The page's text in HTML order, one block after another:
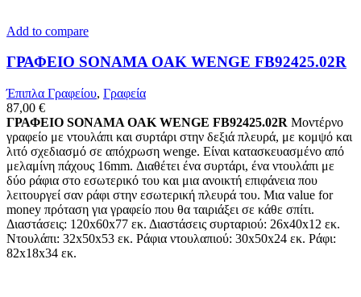
Add to compare
ΓΡΑΦΕΙΟ SONAMA OAK WENGE FB92425.02R
Έπιπλα Γραφείου, Γραφεία
87,00 €
ΓΡΑΦΕΙΟ SONAMA OAK WENGE FB92425.02R Μοντέρνο
γραφείο με ντουλάπι και συρτάρι στην δεξιά πλευρά, με κομψό και
λιτό σχεδιασμό σε απόχρωση wenge. Είναι κατασκευασμένο από
μελαμίνη πάχους 16mm. Διαθέτει ένα συρτάρι, ένα ντουλάπι με
δύο ράφια στο εσωτερικό του και μια ανοικτή επιφάνεια που
λειτουργεί σαν ράφι στην εσωτερική πλευρά του. Μια value for
money πρόταση για γραφείο που θα ταιριάξει σε κάθε σπίτι.
Διαστάσεις: 120x60x77 εκ. Διαστάσεις συρταριού: 26x40x12 εκ.
Ντουλάπι: 32x50x53 εκ. Ράφια ντουλαπιού: 30x50x24 εκ. Ράφι:
82x18x34 εκ.